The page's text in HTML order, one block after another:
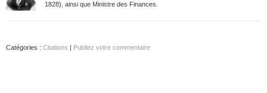
1828), ainsi que Ministre des Finances.
Catégories : Citations | Publiez votre commentaire